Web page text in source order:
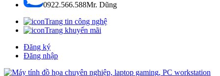
0922.566.588Mr. Dũng
Trang tin công nghệ
Trang khuyến mãi
Đăng ký
Đăng nhập